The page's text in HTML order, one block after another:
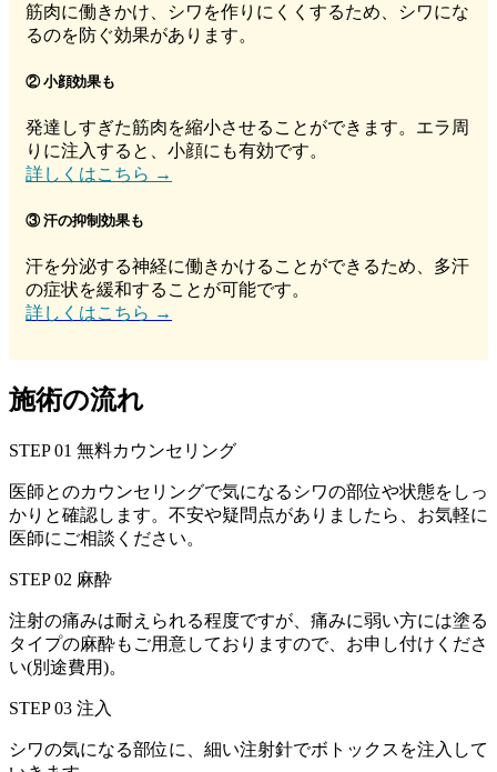
筋肉に働きかけ、シワを作りにくくするため、シワにな
るのを防ぐ効果があります。
② 小顔効果も
発達しすぎた筋肉を縮小させることができます。エラ周
りに注入すると、小顔にも有効です。
詳しくはこちら →
③ 汗の抑制効果も
汗を分泌する神経に働きかけることができるため、多汗
の症状を緩和することが可能です。
詳しくはこちら →
施術の流れ
STEP 01 無料カウンセリング
医師とのカウンセリングで気になるシワの部位や状態をしっ
かりと確認します。不安や疑問点がありましたら、お気軽に
医師にご相談ください。
STEP 02 麻酔
注射の痛みは耐えられる程度ですが、痛みに弱い方には塗る
タイプの麻酔もご用意しておりますので、お申し付けくださ
い(別途費用)。
STEP 03 注入
シワの気になる部位に、細い注射針でボトックスを注入して